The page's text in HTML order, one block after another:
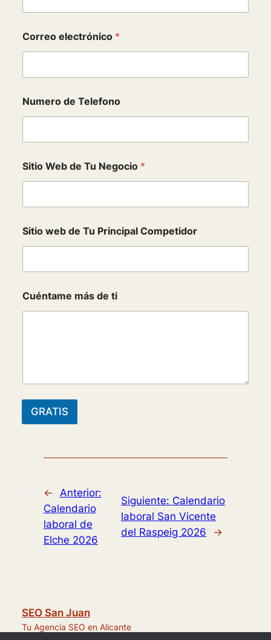
i
Correo electrónico *
Numero de Telefono
Sitio Web de Tu Negocio *
Sitio web de Tu Principal Competidor
Cuéntame más de ti
GRATIS
← Anterior:
Calendario
laboral de
Elche 2026
Siguiente: Calendario
laboral San Vicente
del Raspeig 2026
→
SEO San Juan
Tu Agencia SEO en Alicante